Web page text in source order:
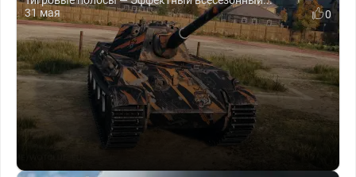
31 мая
0